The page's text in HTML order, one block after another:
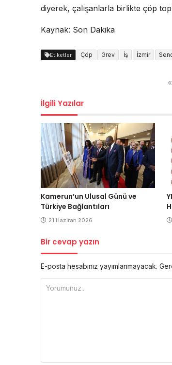
diyerek, çalışanlarla birlikte çöp
Kaynak: Son Dakika
Etiketler Çöp Grev İş İzmir
İlgili Yazılar
Kamerun’un Ulusal Günü ve
Türkiye Bağlantıları
21 Haziran 2026
Bir cevap yazın
E-posta hesabınız yayımlanmayacak.